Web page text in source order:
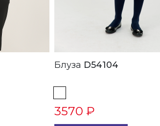
Блуза D54104
3570 ₽